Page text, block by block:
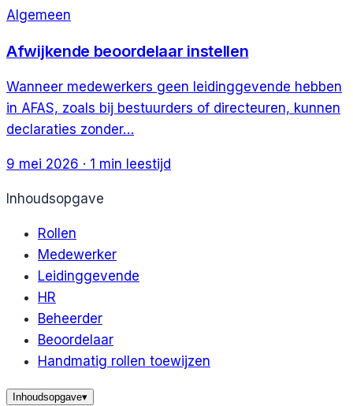
Algemeen
Afwijkende beoordelaar instellen
Wanneer medewerkers geen leidinggevende hebben
in AFAS, zoals bij bestuurders of directeuren, kunnen
declaraties zonder…
9 mei 2026 · 1 min leestijd
Inhoudsopgave
Rollen
Medewerker
Leidinggevende
HR
Beheerder
Beoordelaar
Handmatig rollen toewijzen
Inhoudsopgave▾